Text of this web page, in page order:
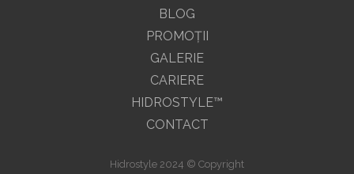
BLOG
PROMOŢII
GALERIE
CARIERE
HIDROSTYLE™
CONTACT
Hidrostyle 2024 © Copyright